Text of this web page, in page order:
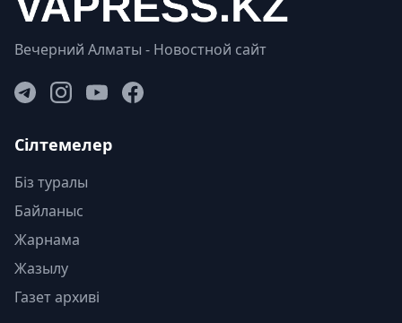
Вечерний Алматы - Новостной сайт
Сілтемелер
Біз туралы
Байланыс
Жарнама
Жазылу
Газет архиві